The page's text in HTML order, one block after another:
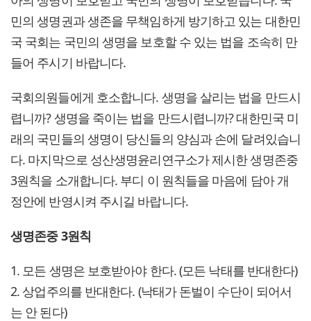
민의 생명권과 생존을 무책임하게 방기하고 있는 대한민
국 국회는 국민의 생명을 보호할 수 있는 법을 조속히 만
들어 주시기 바랍니다.
국회의원들에게 호소합니다. 생명을 살리는 법을 만드시
렵니까? 생명을 죽이는 법을 만드시렵니까? 대한민국 미
래의 국민들의 생명이 당신들의 양심과 손에 달려있습니
다. 마지막으로 성산생명윤리연구소가 제시한 생명존중
3원칙을 소개합니다. 부디 이 원칙들을 마음에 담아 개
정안에 반영시켜 주시길 바랍니다.
생명존중 3원칙
1. 모든 생명은 보호받아야 한다. (모든 낙태를 반대한다)
2. 상업주의를 반대한다. (낙태가 돈벌이 수단이 되어서
는 안 된다)